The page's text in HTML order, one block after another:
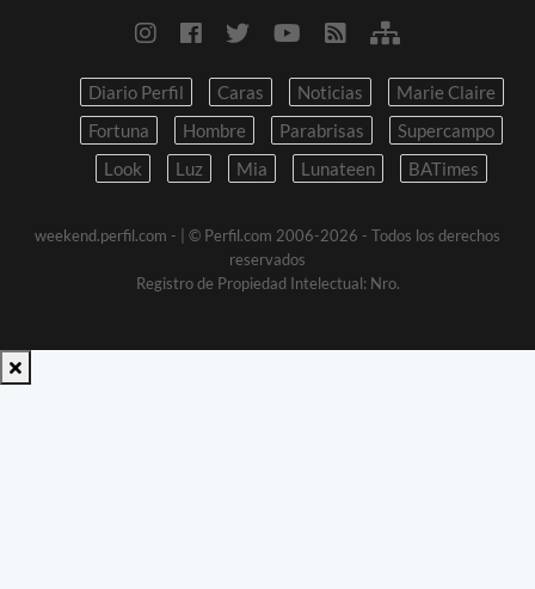
Diario Perfil Caras Noticias
Marie Claire
Fortuna
Hombre Parabrisas
Supercampo
Look
Luz Mia Lunateen BATimes
weekend.perfil.com -
| © Perfil.com 2006-2026 - Todos los derechos
reservados
Registro de Propiedad Intelectual: Nro.